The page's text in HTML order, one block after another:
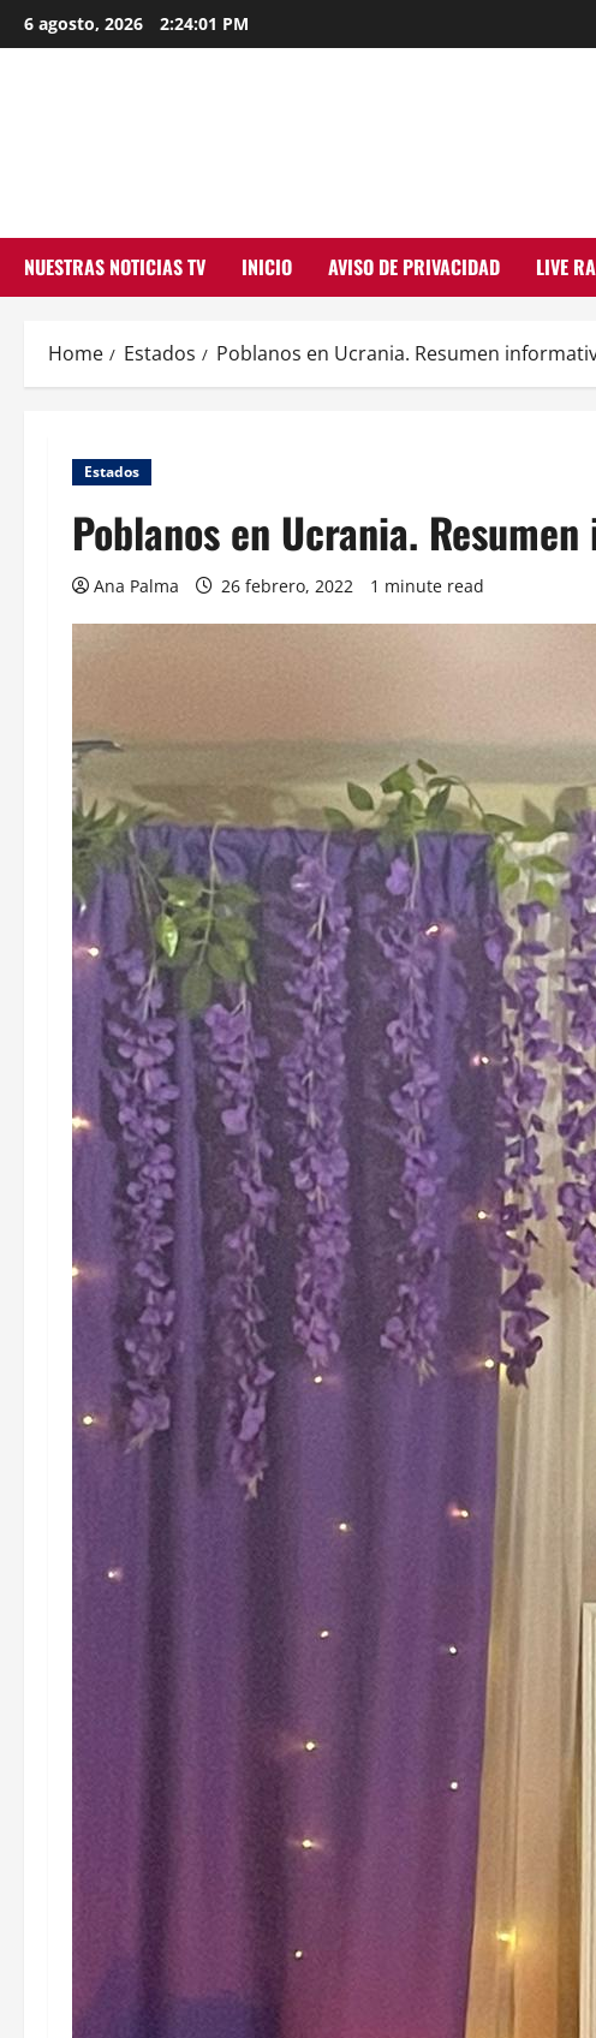
Skip
to
6 agosto, 2026 2:24:03 PM
NUESTRAS NOTICIAS TV INICIO AVISO DE PRIVACIDAD LIVE
Home Estados Poblanos en Ucrania. Resumen
Estados
Poblanos en Ucrania.
Ana Palma 26 febrero, 2022 1 minute read